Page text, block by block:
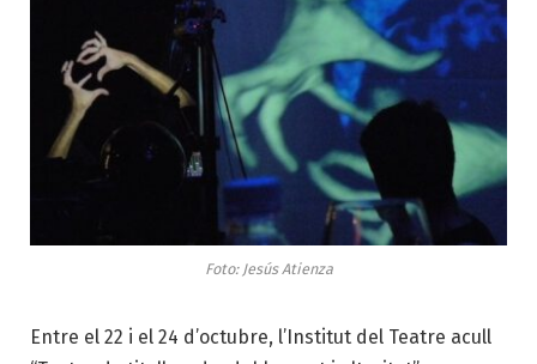
Foto: Jesús Atienza
Entre el 22 i el 24 d’octubre, l’Institut del Teatre acull